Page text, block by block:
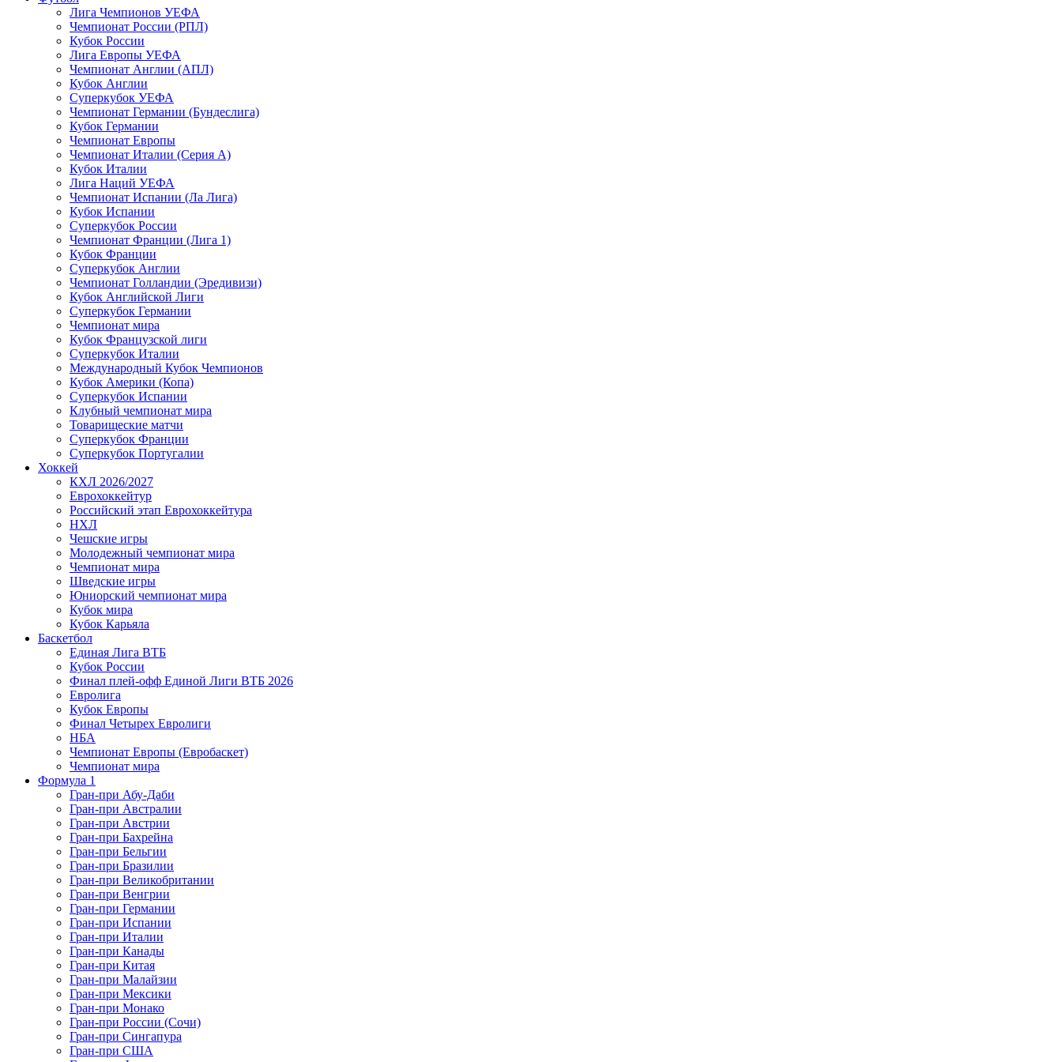
Лига Чемпионов УЕФА
Чемпионат России (РПЛ)
Кубок России
Лига Европы УЕФА
Чемпионат Англии (АПЛ)
Кубок Англии
Суперкубок УЕФА
Чемпионат Германии (Бундеслига)
Кубок Германии
Чемпионат Европы
Чемпионат Италии (Серия А)
Кубок Италии
Лига Наций УЕФА
Чемпионат Испании (Ла Лига)
Кубок Испании
Суперкубок России
Чемпионат Франции (Лига 1)
Кубок Франции
Суперкубок Англии
Чемпионат Голландии (Эредивизи)
Кубок Английской Лиги
Суперкубок Германии
Чемпионат мира
Кубок Французской лиги
Суперкубок Италии
Международный Кубок Чемпионов
Кубок Америки (Копа)
Суперкубок Испании
Клубный чемпионат мира
Товарищеские матчи
Суперкубок Франции
Суперкубок Португалии
Хоккей
КХЛ 2026/2027
Еврохоккейтур
Российский этап Еврохоккейтура
НХЛ
Чешские игры
Молодежный чемпионат мира
Чемпионат мира
Шведские игры
Юниорский чемпионат мира
Кубок мира
Кубок Карьяла
Баскетбол
Единая Лига ВТБ
Кубок России
Финал плей-офф Единой Лиги ВТБ 2026
Евролига
Кубок Европы
Финал Четырех Евролиги
НБА
Чемпионат Европы (Евробаскет)
Чемпионат мира
Формула 1
Гран-при Абу-Даби
Гран-при Австралии
Гран-при Австрии
Гран-при Бахрейна
Гран-при Бельгии
Гран-при Бразилии
Гран-при Великобритании
Гран-при Венгрии
Гран-при Германии
Гран-при Испании
Гран-при Италии
Гран-при Канады
Гран-при Китая
Гран-при Малайзии
Гран-при Мексики
Гран-при Монако
Гран-при России (Сочи)
Гран-при Сингапура
Гран-при США